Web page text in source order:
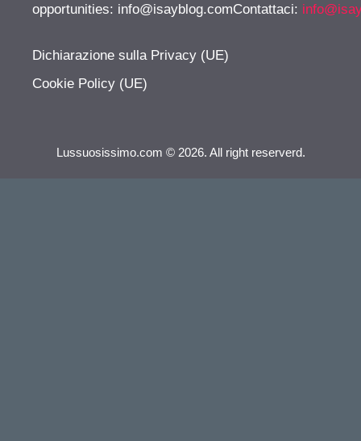
opportunities: info@isayblog.comContattaci:
Dichiarazione sulla Privacy (UE)
Cookie Policy (UE)
Lussuosissimo.com © 2026. All right reserverd.